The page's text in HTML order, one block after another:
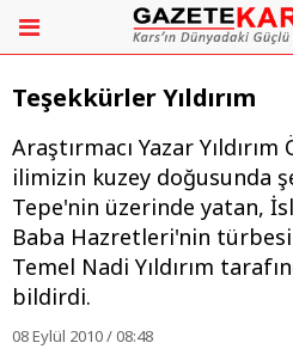
Teşekkürler Yıldırım
Araştırmacı Yazar
ilimizin kuzey doğusunda
Tepe'nin üzerinde yatan,
Baba Hazretleri'nin
Temel Nadi Yıldırım
bildirdi.
08 Eylül 2010 / 08:48